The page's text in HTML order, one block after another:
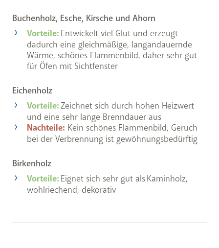
Buchenholz, Esche, Kirsche und Ahorn
Vorteile: Entwickelt viel Glut und erzeugt
dadurch eine gleichmäßige, langandauernde
Wärme, schönes Flammenbild, daher sehr gut
für Öfen mit Sichtfenster
Eichenholz
Vorteile:Zeichnet sich durch hohen Heizwert
und eine sehr lange Brenndauer aus
Nachteile: Kein schönes Flammenbild, Geruch
bei der Verbrennung ist gewöhnungsbedürftig
Birkenholz
Vorteile: Eignet sich sehr gut als Kaminholz,
wohlriechend, dekorativ